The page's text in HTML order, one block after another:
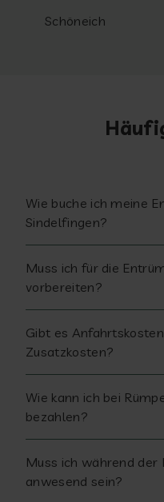
Schöneich
Wie buche ich meine
Sindelfingen?
Muss ich für die
vorbereiten?
Gibt es
Zusatzkosten?
Wie kann ich bei
bezahlen?
Muss ich während der
anwesend sein?